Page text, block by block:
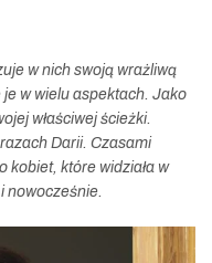
w nich swoją wrażliwą
w wielu aspektach. Jako
właściwej ścieżki.
Darii. Czasami
kobiet, które widziała w
nowocześnie.